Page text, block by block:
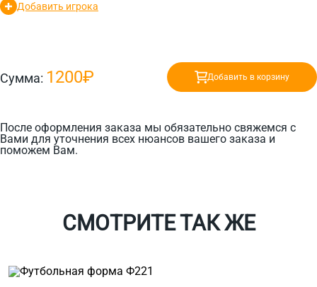
Добавить игрока
После оформления заказа мы обязательно свяжемся с
Вами для уточнения всех нюансов вашего заказа и
поможем Вам.
Сумма: 1200₽ Добавить в корзину
СМОТРИТЕ ТАК ЖЕ